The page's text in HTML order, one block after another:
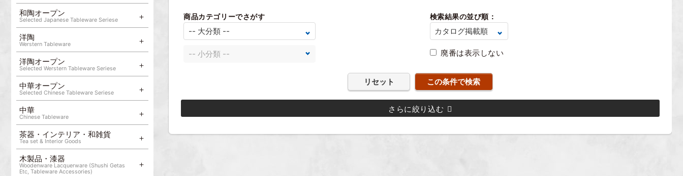
和陶オープン
Selected Japanese Tableware Seriese
洋陶
Werstern Tableware
洋陶オープン
Selected Werstern Tableware Seriese
中華オープン
Selected Chinese Tableware Seriese
中華
Chinese Tableware
茶器・インテリア・和雑貨
Tea set & Interior Goods
木製品・漆器
Woodenware Lacquerware (Shushi Getas
Etc, Tableware Accessories)
商品カテゴリーでさがす 検索結果の並び順：
廃番は表示しない
リセット
さらに絞り込む